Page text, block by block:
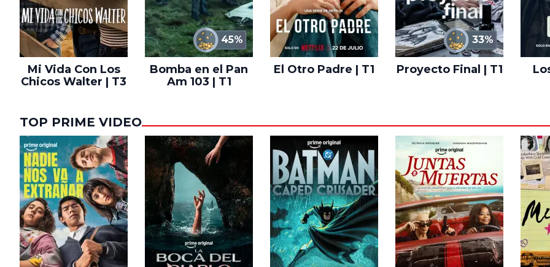
Mi Vida Con Los
Chicos Walter | T3
45%
Bomba en el Pan
Am 103 | T1
El Otro Padre | T1
33%
Proyecto Final | T1
TOP PRIME VIDEO